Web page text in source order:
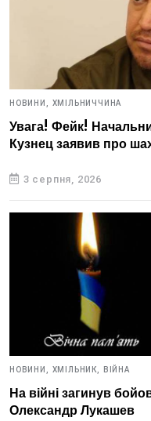
НОВИНИ, ХМІЛЬНИЧЧИНА
Увага! Фейк!
Кузнец заявив про
3 серпня, 2026
НОВИНИ, ХМІЛЬНИК, ВІЙНА
На війні загинув
Олександр Лукашев